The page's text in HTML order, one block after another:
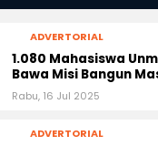
ADVERTORIAL
1.080 Mahasiswa
Bawa Misi Bangun
Rabu, 16 Jul 2025
ADVERTORIAL